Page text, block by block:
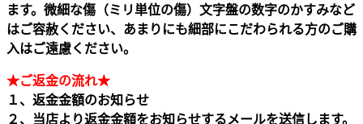
ます。微細な傷（ミリ単位の傷）文字盤の数字のかすみなど
はご容赦ください、あまりにも細部にこだわられる方のご購
入はご遠慮ください。
★ご返金の流れ★
１、返金金額のお知らせ
２、当店より返金金額をお知らせするメールを送信します。